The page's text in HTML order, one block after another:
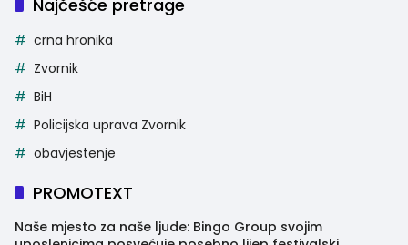
Najčešće pretrage
crna hronika
Zvornik
BiH
Policijska uprava Zvornik
obavjestenje
PROMOTEXT
Naše mjesto za naše ljude: Bingo Group svojim